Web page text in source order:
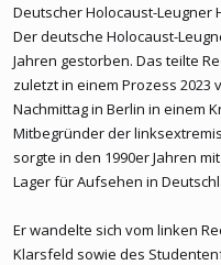
Deutscher Holocaust-Leugner
Der deutsche Holocaust-
Jahren gestorben. Das teilte
zuletzt in einem Prozess
Nachmittag in Berlin in einem
Mitbegründer der
sorgte in den 1990er Jahren
Lager für Aufsehen in
Er wandelte sich vom linken
Klarsfeld sowie des